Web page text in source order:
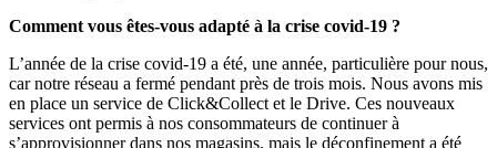
Comment vous êtes-vous adapté à la crise covid-19 ?
L’année de la crise covid-19 a été, une année, particulière pour nous,
car notre réseau a fermé pendant près de trois mois. Nous avons mis
en place un service de Click&Collect et le Drive. Ces nouveaux
services ont permis à nos consommateurs de continuer à
s’approvisionner dans nos magasins, mais le déconfinement a été